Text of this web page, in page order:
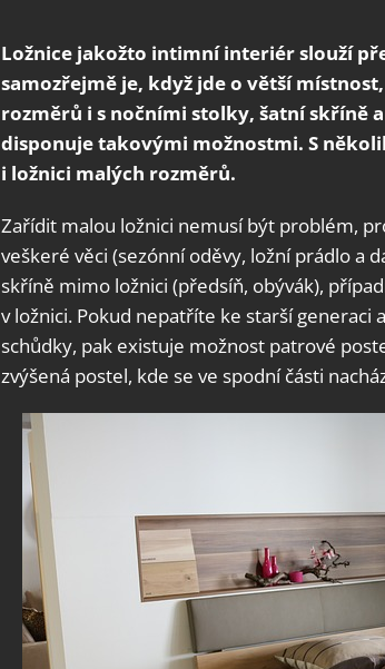
Ložnice jakožto intimní interiér slouží
samozřejmě je, když jde o větší
rozměrů i s nočními stolky, šatní skříně
disponuje takovými možnostmi. S
i ložnici malých rozměrů.
Zařídit malou ložnici nemusí být problém,
veškeré věci (sezónní oděvy, ložní prádlo a
skříně mimo ložnici (předsíň, obývák),
v ložnici. Pokud nepatříte ke starší
schůdky, pak existuje možnost patrové
zvýšená postel, kde se ve spodní části